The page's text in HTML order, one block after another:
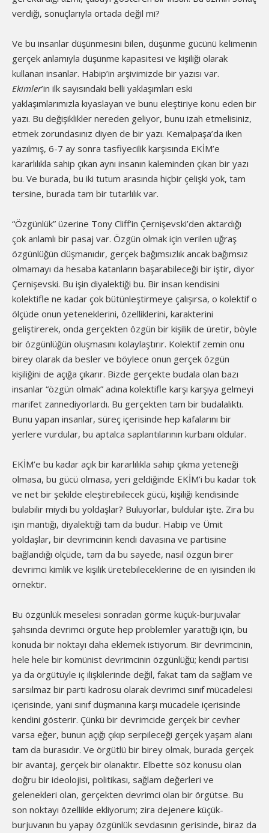
verdiği, sonuçlarıyla ortada değil mi?
Ve bu insanlar düşünmesini bilen, düşünme gücünü kelimenin
gerçek anlamıyla düşünme kapasitesi ve kişiliği olarak
kullanan insanlar. Habip’in arşivimizde bir yazısı var.
Ekimler’in ilk sayısındaki belli yaklaşımları eski
yaklaşımlarımızla kıyaslayan ve bunu eleştiriye konu eden bir
yazı. Bu değişiklikler nereden geliyor, bunu izah etmelisiniz,
etmek zorundasınız diyen de bir yazı. Kemalpaşa’da iken
yazılmış, 6-7 ay sonra tasfiyecilik karşısında EKİM’e
kararlılıkla sahip çıkan aynı insanın kaleminden çıkan bir yazı
bu. Ve burada, bu iki tutum arasında hiçbir çelişki yok, tam
tersine, burada tam bir tutarlılık var.
“Özgünlük” üzerine Tony Cliff’in Çernişevski’den aktardığı
çok anlamlı bir pasaj var. Özgün olmak için verilen uğraş
özgünlüğün düşmanıdır, gerçek bağımsızlık ancak bağımsız
olmamayı da hesaba katanların başarabileceği bir iştir, diyor
Çernişevski. Bu işin diyalektiği bu. Bir insan kendisini
kolektifle ne kadar çok bütünleştirmeye çalışırsa, o kolektif o
ölçüde onun yeteneklerini, özelliklerini, karakterini
geliştirerek, onda gerçekten özgün bir kişilik de üretir, böyle
bir özgünlüğün oluşmasını kolaylaştırır. Kolektif zemin onu
birey olarak da besler ve böylece onun gerçek özgün
kişiliğini de açığa çıkarır. Bizde gerçekte budala olan bazı
insanlar “özgün olmak” adına kolektifle karşı karşıya gelmeyi
marifet zannediyorlardı. Bu gerçekten tam bir budalalıktı.
Bunu yapan insanlar, süreç içerisinde hep kafalarını bir
yerlere vurdular, bu aptalca saplantılarının kurbanı oldular.
EKİM’e bu kadar açık bir kararlılıkla sahip çıkma yeteneği
olmasa, bu gücü olmasa, yeri geldiğinde EKİM’i bu kadar tok
ve net bir şekilde eleştirebilecek gücü, kişiliği kendisinde
bulabilir miydi bu yoldaşlar? Buluyorlar, buldular işte. Zira bu
işin mantığı, diyalektiği tam da budur. Habip ve Ümit
yoldaşlar, bir devrimcinin kendi davasına ve partisine
bağlandığı ölçüde, tam da bu sayede, nasıl özgün birer
devrimci kimlik ve kişilik üretebileceklerine de en iyisinden iki
örnektir.
Bu özgünlük meselesi sonradan görme küçük-burjuvalar
şahsında devrimci örgüte hep problemler yarattığı için, bu
konuda bir noktayı daha eklemek istiyorum. Bir devrimcinin,
hele hele bir komünist devrimcinin özgünlüğü; kendi partisi
ya da örgütüyle iç ilişkilerinde değil, fakat tam da sağlam ve
sarsılmaz bir parti kadrosu olarak devrimci sınıf mücadelesi
içerisinde, yani sınıf düşmanına karşı mücadele içerisinde
kendini gösterir. Çünkü bir devrimcide gerçek bir cevher
varsa eğer, bunun açığı çıkıp serpileceği gerçek yaşam alanı
tam da burasıdır. Ve örgütlü bir birey olmak, burada gerçek
bir avantaj, gerçek bir olanaktır. Elbette söz konusu olan
doğru bir ideolojisi, politikası, sağlam değerleri ve
gelenekleri olan, gerçekten devrimci olan bir örgütse. Bu
son noktayı özellikle ekliyorum; zira dejenere küçük-
burjuvanın bu yapay özgünlük sevdasının gerisinde, biraz da